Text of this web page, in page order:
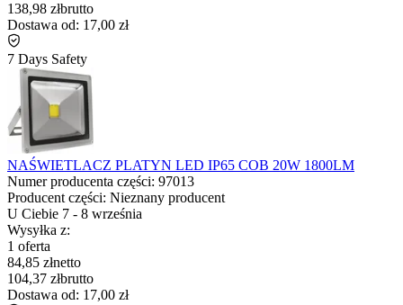
138,98 złbrutto
Dostawa od: 17,00 zł
7 Days Safety
NAŚWIETLACZ PLATYN LED IP65 COB 20W 1800LM
Numer producenta części: 97013
Producent części: Nieznany producent
U Ciebie 7 - 8 września
Wysyłka z:
1 oferta
84,85 złnetto
104,37 złbrutto
Dostawa od: 17,00 zł